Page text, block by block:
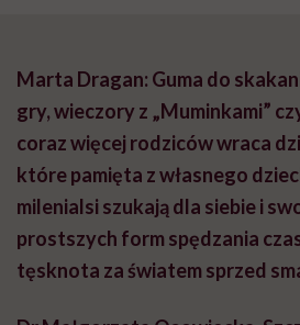
Marta Dragan: Guma do
gry, wieczory z „Muminkami”
coraz więcej rodziców wraca
które pamięta z własnego
milenialsi szukają dla siebie i
prostszych form spędzania
tęsknota za światem sprzed